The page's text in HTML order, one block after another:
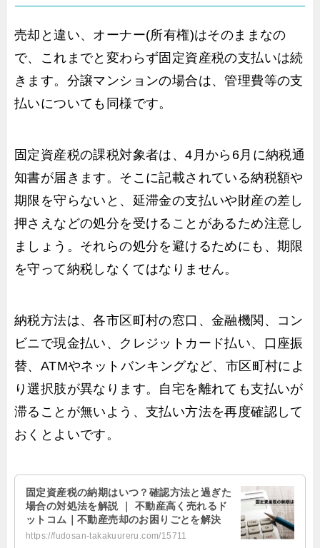
売却と違い、オーナー(所有権)はそのままなの
で、これまでと変わらず固定資産税の支払いは続
きます。分譲マンションの場合は、管理費等の支
払いについても同様です。
固定資産税の課税対象者は、4月から6月に納税通
知書が届きます。そこに記載されている納税額や
期限を守らないと、延滞金の支払いや財産の差し
押さえなどの処分を受けることがあるため注意し
ましょう。それらの処分を避けるためにも、期限
を守って納税しなくてはなりません。
納税方法は、各市区町村の窓口、金融機関、コン
ビニで現金払い、クレジットカード払い、口座振
替、ATMやネットバンキングなど、市区町村によ
り選択肢が異なります。自宅を離れても支払いが
滞ることが無いよう、支払い方法を再度確認して
おくとよいです。
固定資産税の納期はいつ？確認方法と過ぎた
場合の対処法を解説 ｜ 不動産高く売れるド
ットコム｜不動産売却のお困りごとを解決
https://fudosan-takakuureru.com/15711